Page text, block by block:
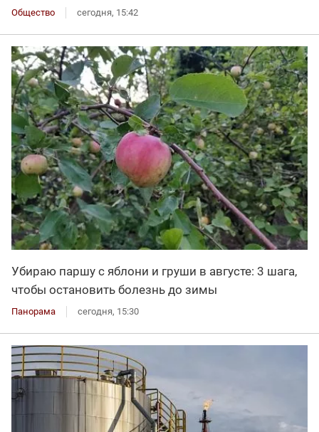
Общество сегодня, 15:42
Убираю паршу с яблони и груши в августе: 3 шага,
чтобы остановить болезнь до зимы
Панорама сегодня, 15:30